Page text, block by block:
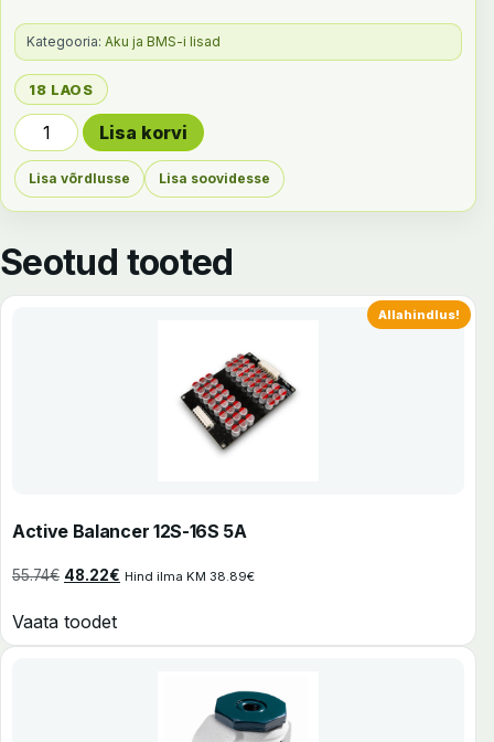
18 LAOS
Aerosool tulekustutusseade kogus
Lisa korvi
Lisa võrdlusse Lisa soovidesse
Kategooria: Aku ja BMS-i lisad
Seotud tooted
Allahindlus!
Active Balancer 12S-16S 5A
55.74€ Algne hind oli: 55.74€.
48.22€ Praegune hind on: 48.22€.
Hind ilma KM 38.89€
Vaata toodet
This product has options that may be chosen on the